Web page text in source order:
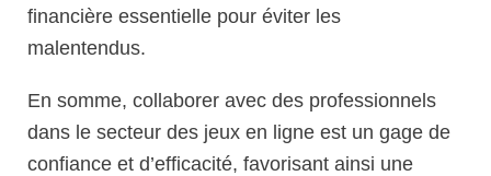
financière essentielle pour éviter les
malentendus.
En somme, collaborer avec des professionnels
dans le secteur des jeux en ligne est un gage de
confiance et d’efficacité, favorisant ainsi une